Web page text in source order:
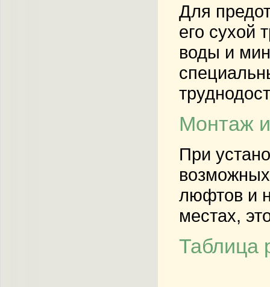
Для
его сухой
воды и
Монтаж
При
люфтов и
местах,
Таблица